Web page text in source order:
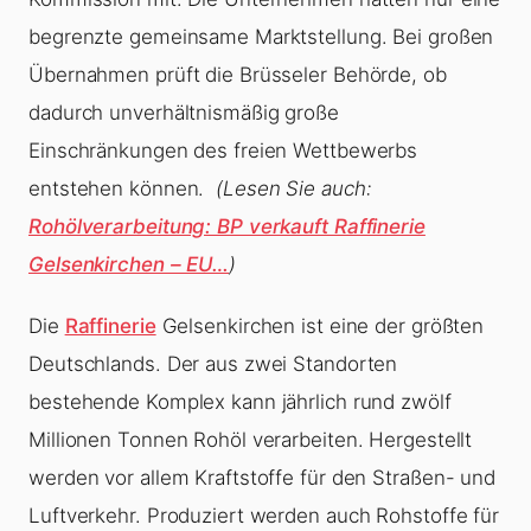
begrenzte gemeinsame Marktstellung. Bei großen
Übernahmen prüft die Brüsseler Behörde, ob
dadurch unverhältnismäßig große
Einschränkungen des freien Wettbewerbs
entstehen können. (Lesen Sie auch:
Rohölverarbeitung: BP verkauft Raffinerie
Gelsenkirchen – EU… )
Die RaffinerieGelsenkirchen ist eine der größten
Deutschlands. Der aus zwei Standorten
bestehende Komplex kann jährlich rund zwölf
Millionen Tonnen Rohöl verarbeiten. Hergestellt
werden vor allem Kraftstoffe für den Straßen- und
Luftverkehr. Produziert werden auch Rohstoffe für